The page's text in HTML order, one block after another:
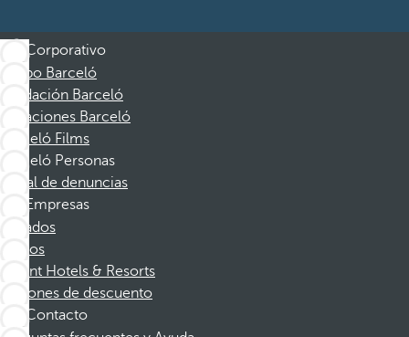
Corporativo
Grupo Barceló
Fundación Barceló
Vacaciones Barceló
Barceló Films
Barceló Personas
Canal de denuncias
Empresas
Afiliados
Socios
Dorint Hotels & Resorts
Cupones de descuento
Contacto